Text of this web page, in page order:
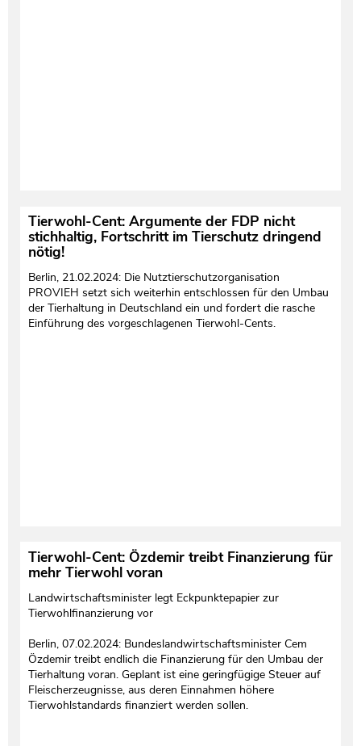
Tierwohl-Cent: Argumente der FDP nicht
stichhaltig, Fortschritt im Tierschutz dringend
nötig!
Berlin, 21.02.2024: Die Nutztierschutzorganisation
PROVIEH setzt sich weiterhin entschlossen für den Umbau
der Tierhaltung in Deutschland ein und fordert die rasche
Einführung des vorgeschlagenen Tierwohl-Cents.
Tierwohl-Cent: Özdemir treibt Finanzierung für
mehr Tierwohl voran
Landwirtschaftsminister legt Eckpunktepapier zur
Tierwohlfinanzierung vor
Berlin, 07.02.2024: Bundeslandwirtschaftsminister Cem
Özdemir treibt endlich die Finanzierung für den Umbau der
Tierhaltung voran. Geplant ist eine geringfügige Steuer auf
Fleischerzeugnisse, aus deren Einnahmen höhere
Tierwohlstandards finanziert werden sollen.